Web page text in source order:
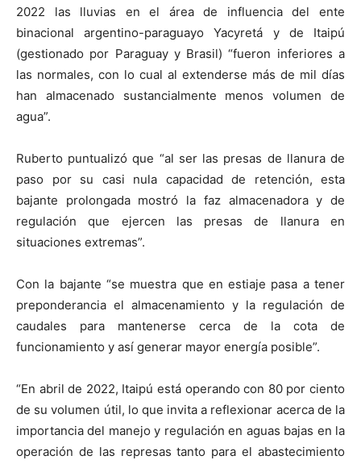
2022 las lluvias en el área de influencia del ente
binacional argentino-paraguayo Yacyretá y de Itaipú
(gestionado por Paraguay y Brasil) “fueron inferiores a
las normales, con lo cual al extenderse más de mil días
han almacenado sustancialmente menos volumen de
agua”.
Ruberto puntualizó que “al ser las presas de llanura de
paso por su casi nula capacidad de retención, esta
bajante prolongada mostró la faz almacenadora y de
regulación que ejercen las presas de llanura en
situaciones extremas”.
Con la bajante “se muestra que en estiaje pasa a tener
preponderancia el almacenamiento y la regulación de
caudales para mantenerse cerca de la cota de
funcionamiento y así generar mayor energía posible”.
“En abril de 2022, Itaipú está operando con 80 por ciento
de su volumen útil, lo que invita a reflexionar acerca de la
importancia del manejo y regulación en aguas bajas en la
operación de las represas tanto para el abastecimiento